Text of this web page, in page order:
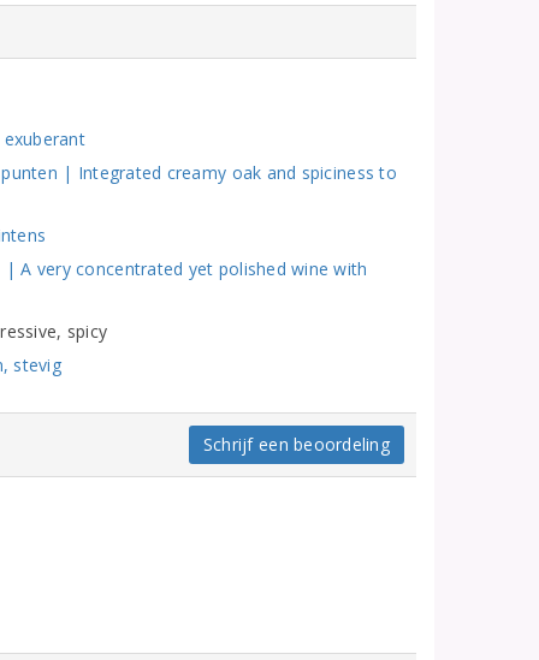
| Integrated creamy oak and spiciness to
A very concentrated yet polished wine with
spicy
stevig
Schrijf een beoordeling